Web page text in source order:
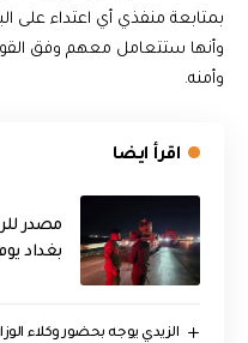
بمتابعة منفذي أي اعتداء على
وأنها ستتعامل معهم وفق
وأمنه.
اقرأ ايضا
مصدر
بغداد
الزيدي يوجه بحضور وكلاء